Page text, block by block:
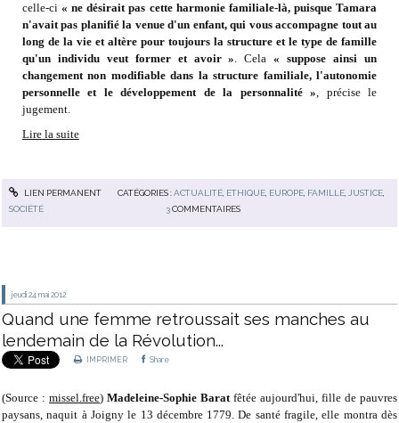
celle-ci « ne désirait pas cette harmonie familiale-là, puisque Tamara
n'avait pas planifié la venue d'un enfant, qui vous accompagne tout au
long de la vie et altère pour toujours la structure et le type de famille
qu'un individu veut former et avoir ». Cela« suppose ainsi un
changement non modifiable dans la structure familiale, l'autonomie
personnelle et le développement de la personnalité », précise le
jugement.
Lire la suite
LIEN PERMANENT CATÉGORIES :ACTUALITÉ, ETHIQUE, EUROPE, FAMILLE, JUSTICE,
SOCIÉTÉ
3 COMMENTAIRES
jeudi 24 mai 2012
Quand une femme retroussait ses manches au
lendemain de la Révolution...
IMPRIMER Share
(Source : missel.free) Madeleine-Sophie Baratfêtée aujourd'hui, fille de pauvres
paysans, naquit à Joigny le 13 décembre 1779. De santé fragile, elle montra dès